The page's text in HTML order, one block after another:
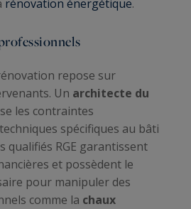
rénovation énergétique.
repose sur
Un architecte du
les contraintes
spécifiques au bâti
qualifiés RGE garantissent
et possèdent le
pour manipuler des
comme la chaux